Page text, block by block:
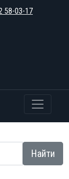
58-03-17
Найти